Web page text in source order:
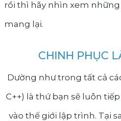
rồi thì hãy nhìn xem
mang lại.
CHINH PHỤC
Dường như trong tất cả
C++) là thứ bạn sẽ luôn
vào thế giới lập trình. Tại